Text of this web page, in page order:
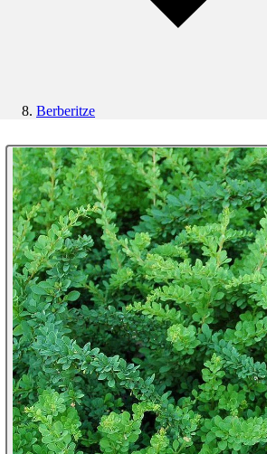
Berberitze